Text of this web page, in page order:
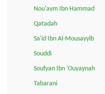
Nou'aym Ibn Hammad
Qatadah
Sa'id Ibn Al-Mousayyib
Souddi
Soufyan Ibn 'Ouyaynah
Tabarani